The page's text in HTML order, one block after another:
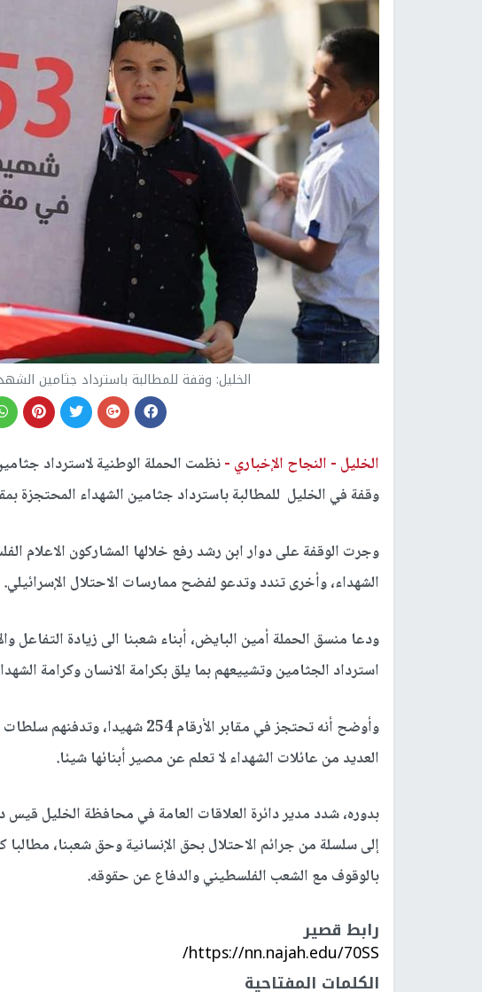
الخليل: وقفة للمطالبة باسترداد جثامين
الخليل - النجاح الإخباري -نظمت الحملة الوطنية لاسترداد
وقفة في الخليل للمطالبة باسترداد جثامين الشهداء المحتجزة
وجرت الوقفة على دوار ابن رشد رفع خلالها المشاركون الاعلام
الشهداء، وأخرى تندد وتدعو لفضح ممارسات الاحتلال الإسرائيلي.
ودعا منسق الحملة أمين البايض، أبناء شعبنا الى زيادة التفاعل
استرداد الجثامين وتشييعهم بما يلق بكرامة الانسان وكرامة
وأوضح أنه تحتجز في مقابر الأرقام
العديد من عائلات الشهداء لا تعلم عن مصير أبنائها شيئا.
بدوره، شدد مدير دائرة العلاقات العامة في محافظة الخليل
إلى سلسلة من جرائم الاحتلال بحق الإنسانية وحق شعبنا، مطالبا
بالوقوف مع الشعب الفلسطيني والدفاع عن حقوقه.
رابط قصير
https://nn.najah.edu/70SS/
الكلمات المفتاحية